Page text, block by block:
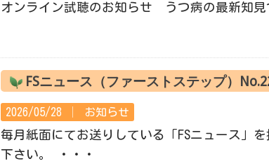
オンライン試聴のお知らせ うつ病の最新知見
FSニュース（ファーストステップ）
2026/05/28 │ お知らせ
毎月紙面にてお送りしている「FSニュース」
下さい。 ・・・